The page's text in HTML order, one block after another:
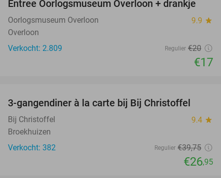
15%
Entree Oorlogsmuseum Overloon + drankje
Oorlogsmuseum Overloon 9.9 star
Overloon
Verkocht: 2.809
Regulier €20
€17
3-gangendiner à la carte bij Bij Christoffel
Bij Christoffel 9.4 star
Broekhuizen
Verkocht: 382
Regulier €39,75
€26,95